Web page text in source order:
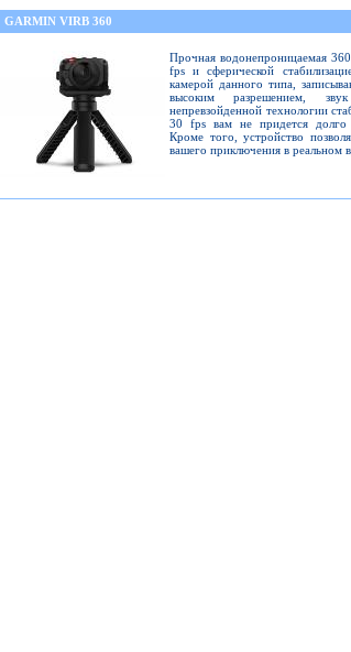
GARMIN VIRB 360
Прочная водонепроницаемая
fps и сферической
камерой данного типа,
высоким разрешением,
непревзойденной технологии
30 fps вам не придется долго
Кроме того, устройство
вашего приключения в реальном